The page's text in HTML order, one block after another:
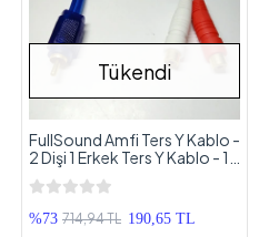
Tükendi
FullSound Amfi Ters Y Kablo -
2 Dişi 1 Erkek Ters Y Kablo - 1
Adet
%73 714,94 TL 190,65 TL